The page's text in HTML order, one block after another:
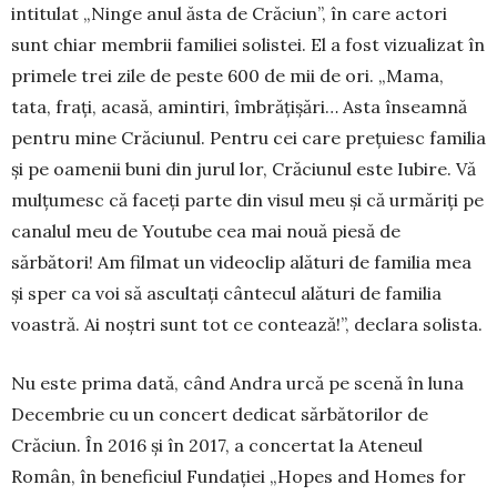
intitulat „Ninge anul ăsta de Cră­ciun”, în care ac­tori
sunt chiar mem­brii familiei so­lis­tei. El a fost vizualizat în
primele trei zile de peste 600 de mii de ori. „Ma­ma,
tata, frați, acasă, amin­tiri, îmbrăți­șări… Asta în­seam­nă
pentru mine Crăciu­nul. Pen­tru cei care prețuiesc fami­lia
și pe oamenii buni din jurul lor, Crăciunul este Iubire. Vă
mulțumesc că fa­ceți parte din visul meu și că urmăriți pe
canalul meu de Youtube cea mai nouă piesă de
sărbători! Am fil­mat un videoclip ală­turi de familia mea
și sper ca voi să ascultați cântecul ală­turi de fami­lia
voas­tră. Ai noștri sunt tot ce con­tea­ză!”, de­clara solista.
Nu este prima dată, când Andra urcă pe scenă în luna
Decembrie cu un concert dedicat sărbă­torilor de
Crăciun. În 2016 și în 2017, a concertat la Ateneul
Român, în beneficiul Fundației „Hopes and Homes for